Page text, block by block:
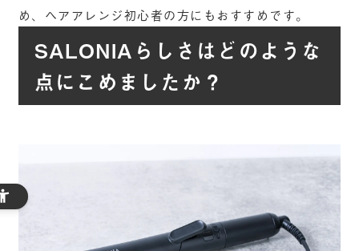
め、ヘアアレンジ初心者の方にもおすすめです。
SALONIAらしさはどのような
点にこめましたか？